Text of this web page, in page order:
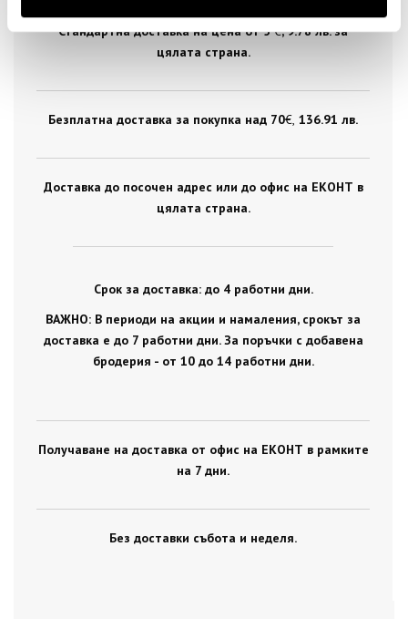
Стандартна доставка на цена от 5€, 9.78 лв. за
цялата страна.
Безплатна доставка за покупка над 70€ , 136.91 лв.
Доставка до посочен адрес или до офис на ЕКОНТ в
цялата страна.
Срок за доставка: до 4 работни дни.
ВАЖНО: В периоди на акции и намаления, срокът за
доставка е до 7 работни дни. За поръчки с добавена
бродерия - от 10 до 14 работни дни.
Получаване на доставка от офис на ЕКОНТ в рамките
на 7 дни.
Без доставки събота и неделя.